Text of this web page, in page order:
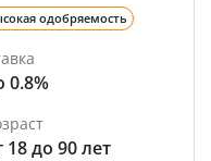
одобряемость
0.8%
18 до 90 лет